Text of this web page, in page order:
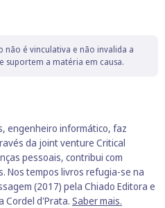
é vinculativa e não invalida a
suportem a matéria em causa.
engenheiro informático, faz
da joint venture Critical
pessoais, contribui com
Nos tempos livros refugia-se na
(2017) pela Chiado Editora e
Cordel d'Prata. Saber mais.